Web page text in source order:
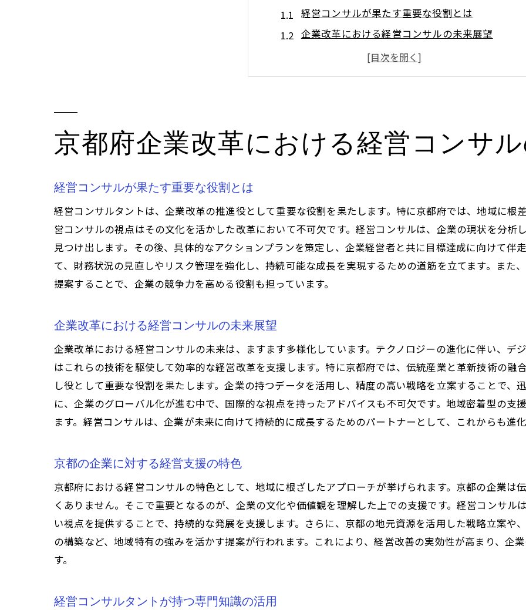
経営コンサルが果たす重要な役割とは
企業改革における経営コンサルの未来展望
京都の企業に対する経営支援の特色
経営コンサルタントが持つ専門知識の活用
持続可能な成長を支える経営コンサルの実力
持続可能な成長のための経営戦略
成長戦略におけるコンサルタントの役割
持続可能な成長を実現するための実践方法
京都の企業が持続的成長を達成するための施策
京都で実践する企業改革経営コンサルの成功事例
実際の事例で見る改革のプロセス
経営改革を成功に導くための実例分析
成功事例が示す具体的改善ポイント
企業改革に成功した実例から得られる教訓
経営コンサルタントが企業の未来を切り拓く理由
経営コンサルが提供する未来に繋がるサポート
変革を促進するための専門的支援の重要性
未来を見据えた経営戦略の構築方法
企業の未来を切り拓くための革新的アプローチ
京都府企業改革における経営コンサ
経営コンサルが果たす重要な役割とは
経営コンサルタントは、企業改革の推進役として重要な役割を果たします。特に京都府では、地域に根
営コンサルの視点はその文化を活かした改革において不可欠です。経営コンサルは、企業の現状を分析
見つけ出します。その後、具体的なアクションプランを策定し、企業経営者と共に目標達成に向けて伴
て、財務状況の見直しやリスク管理を強化し、持続可能な成長を実現するための道筋を立てます。また
提案することで、企業の競争力を高める役割も担っています。
企業改革における経営コンサルの未来展望
企業改革における経営コンサルの未来は、ますます多様化しています。テクノロジーの進化に伴い、デ
はこれらの技術を駆使して効率的な経営改革を支援します。特に京都府では、伝統産業と革新技術の融
し役として重要な役割を果たします。企業の持つデータを活用し、精度の高い戦略を立案することで、
に、企業のグローバル化が進む中で、国際的な視点を持ったアドバイスも不可欠です。地域密着型の支
ます。経営コンサルは、企業が未来に向けて持続的に成長するためのパートナーとして、これからも進
京都の企業に対する経営支援の特色
京都府における経営コンサルの特色として、地域に根ざしたアプローチが挙げられます。京都の企業は
くありません。そこで重要となるのが、企業の文化や価値観を理解した上での支援です。経営コンサル
い視点を提供することで、持続的な発展を支援します。さらに、京都の地元資源を活用した戦略立案や
の構築など、地域特有の強みを活かす提案が行われます。これにより、経営改善の実効性が高まり、企
す。
経営コンサルタントが持つ専門知識の活用